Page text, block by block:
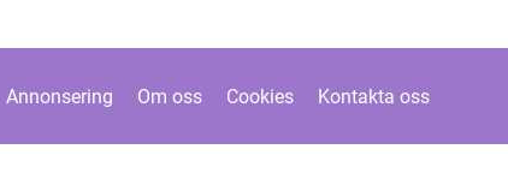
Annonsering Om oss Cookies Kontakta oss